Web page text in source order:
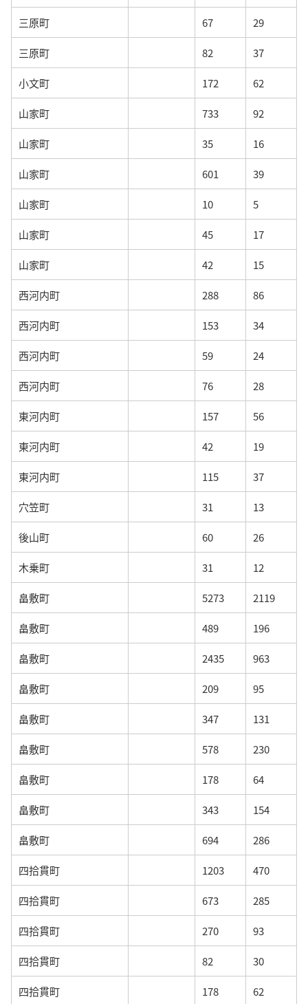
三原町 67 29
三原町 82 37
小文町 172 62
山家町 733 92
山家町 35 16
山家町 601 39
山家町 10 5
山家町 45 17
山家町 42 15
西河内町 288 86
西河内町 153 34
西河内町 59 24
西河内町 76 28
東河内町 157 56
東河内町 42 19
東河内町 115 37
穴笠町 31 13
後山町 60 26
木乗町 31 12
畠敷町 5273 2119
畠敷町 489 196
畠敷町 2435 963
畠敷町 209 95
畠敷町 347 131
畠敷町 578 230
畠敷町 178 64
畠敷町 343 154
畠敷町 694 286
四拾貫町 1203 470
四拾貫町 673 285
四拾貫町 270 93
四拾貫町 82 30
四拾貫町 178 62